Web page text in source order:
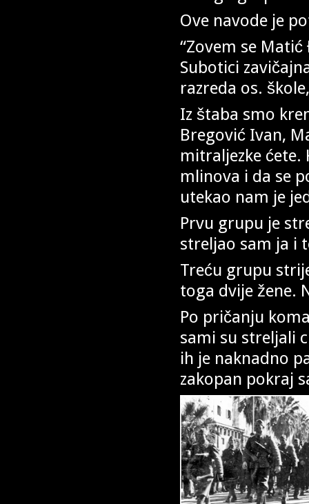
Ove navode je
“Zovem se
Subotici
razreda os.
Iz štaba smo
Bregović Ivan,
mitraljezke ćete.
mlinova i da se
utekao nam je
Prvu grupu je
streljao sam ja i
Treću grupu
toga dvije žene.
Po pričanju
sami su streljali
ih je naknadno
zakopan pokraj